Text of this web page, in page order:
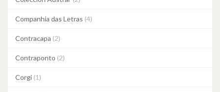
Companhia das Letras (4)
Contracapa (2)
Contraponto (2)
Corgi (1)